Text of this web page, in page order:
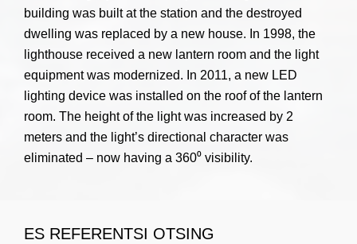
building was built at the station and the destroyed
dwelling was replaced by a new house. In 1998, the
lighthouse received a new lantern room and the light
equipment was modernized. In 2011, a new LED
lighting device was installed on the roof of the lantern
room. The height of the light was increased by 2
meters and the light’s directional character was
eliminated – now having a 360⁰ visibility.
ES REFERENTSI OTSING